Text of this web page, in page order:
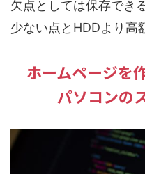
欠点としては保存でき
少ない点とHDDより高
ホームページを
パソコンの